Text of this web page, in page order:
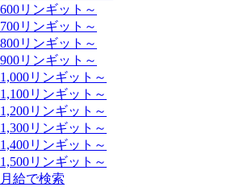
600リンギット～
700リンギット～
800リンギット～
900リンギット～
1,000リンギット～
1,100リンギット～
1,200リンギット～
1,300リンギット～
1,400リンギット～
1,500リンギット～
月給で検索